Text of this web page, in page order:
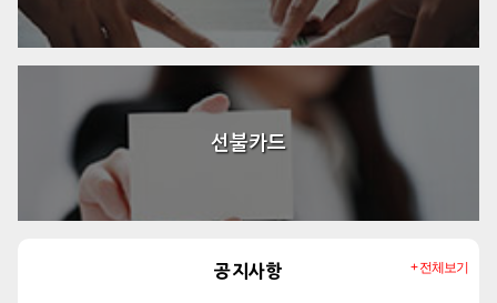
선불카드
공지사항 + 전체보기